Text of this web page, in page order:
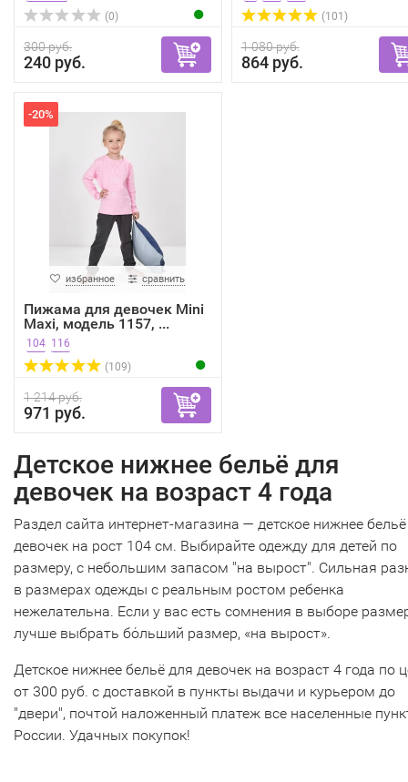
(0)
300 руб.
240 руб.
(101)
1 080 руб.
864 руб.
-20%
избранное сравнить
Пижама для девочек Mini
Maxi, модель 1157, ...
104 116
(109)
1 214 руб.
971 руб.
Детское нижнее бельё для
девочек на возраст 4 года
Раздел сайта интернет-магазина — детское нижнее
девочек на рост 104 см. Выбирайте одежду для детей по
размеру, с небольшим запасом "на вырост". Сильная
в размерах одежды с реальным ростом ребенка
нежелательна. Если у вас есть сомнения в выборе
лучше выбрать бόльший размер, «на вырост».
Детское нижнее бельё для девочек на возраст 4 года по
от 300 руб. с доставкой в пункты выдачи и курьером до
"двери", почтой наложенный платеж все населенные
России. Удачных покупок!